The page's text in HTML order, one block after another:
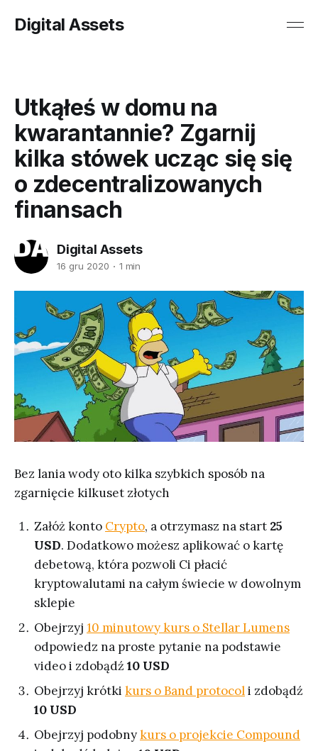
Digital Assets
Utkąłeś w domu na
kwarantannie? Zgarnij
kilka stówek ucząc się się
o zdecentralizowanych
finansach
Digital Assets
16 gru 2020 1 min
Bez lania wody oto kilka szybkich sposób na
zgarnięcie kilkuset złotych
Załóż konto Crypto, a otrzymasz na start 25
USD. Dodatkowo możesz aplikować o kartę
debetową, która pozwoli Ci płacić
kryptowalutami na całym świecie w dowolnym
sklepie
Obejrzyj 10 minutowy kurs o Stellar Lumens
odpowiedz na proste pytanie na podstawie
video i zdobądź 10 USD
Obejrzyj krótki kurs o Band protocoli zdobądź
10 USD
Obejrzyj podobnykurs o projekcie Compound